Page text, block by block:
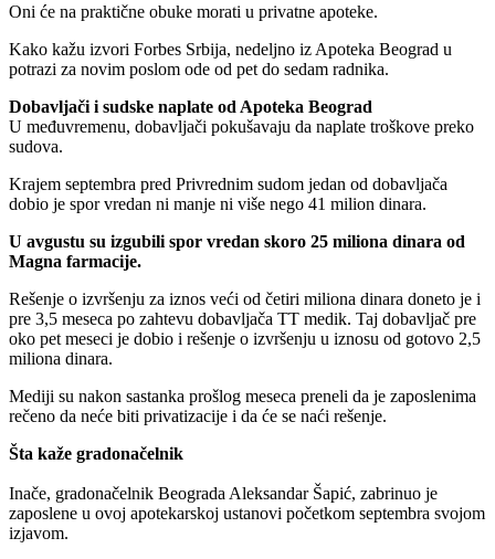
Oni će na praktične obuke morati u privatne apoteke.
Kako kažu izvori Forbes Srbija, nedeljno iz Apoteka Beograd u
potrazi za novim poslom ode od pet do sedam radnika.
Dobavljači i sudske naplate od Apoteka Beograd
U međuvremenu, dobavljači pokušavaju da naplate troškove preko
sudova.
Krajem septembra pred Privrednim sudom jedan od dobavljača
dobio je spor vredan ni manje ni više nego 41 milion dinara.
U avgustu su izgubili spor vredan skoro 25 miliona dinara od
Magna farmacije.
Rešenje o izvršenju za iznos veći od četiri miliona dinara doneto je i
pre 3,5 meseca po zahtevu dobavljača TT medik. Taj dobavljač pre
oko pet meseci je dobio i rešenje o izvršenju u iznosu od gotovo 2,5
miliona dinara.
Mediji su nakon sastanka prošlog meseca preneli da je zaposlenima
rečeno da neće biti privatizacije i da će se naći rešenje.
Šta kaže gradonačelnik
Inače, gradonačelnik Beograda Aleksandar Šapić, zabrinuo je
zaposlene u ovoj apotekarskoj ustanovi početkom septembra svojom
izjavom.